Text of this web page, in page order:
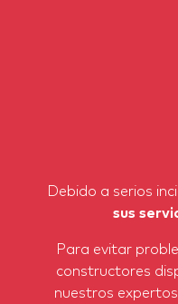
Debido a serios
sus
Para evitar
constructores
nuestros